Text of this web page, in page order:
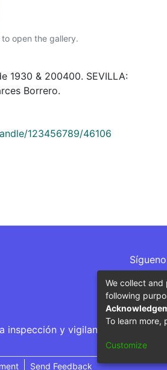
open the gallery.
1930 & 200400. SEVILLA:
Borrero.
123456789/46106
y vigilancia por parte
Send Feedback
We collect and
following
To learn more,
Customize